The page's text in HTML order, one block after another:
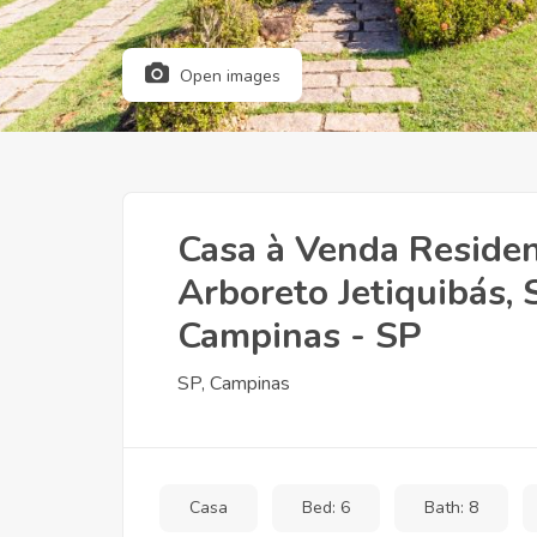
Open images
Casa à Venda
Arboreto Jetiquibás,
Campinas - SP
SP, Campinas
Casa Bed: 6 Bath: 8